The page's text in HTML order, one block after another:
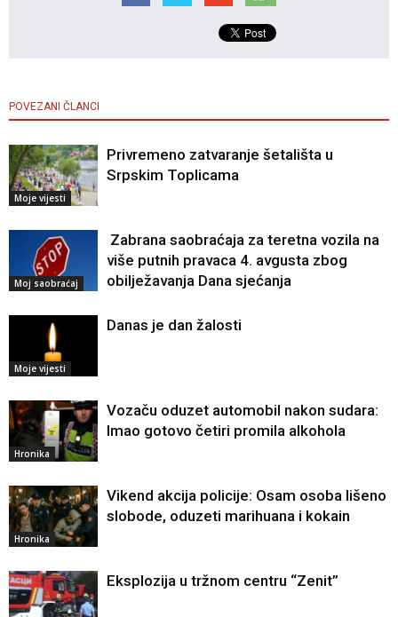
POVEZANI ČLANCI
Moje vijesti
Privremeno zatvaranje šetališta u
Srpskim Toplicama
Moj saobraćaj
Zabrana saobraćaja za teretna vozila na
više putnih pravaca 4. avgusta zbog
obilježavanja Dana sjećanja
Moje vijesti
Danas je dan žalosti
Hronika
Vozaču oduzet automobil nakon sudara:
Imao gotovo četiri promila alkohola
Hronika
Vikend akcija policije: Osam osoba lišeno
slobode, oduzeti marihuana i kokain
Eksplozija u tržnom centru “Zenit”